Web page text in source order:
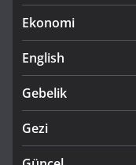
Ekonomi
English
Gebelik
Gezi